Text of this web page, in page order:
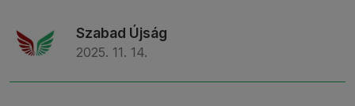
Szabad Újság
2025. 11. 14.